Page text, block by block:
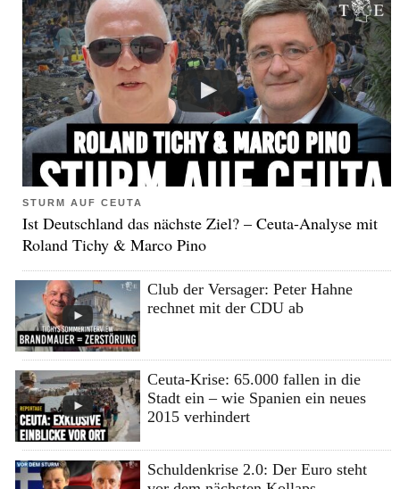
STURM AUF CEUTA
Ist Deutschland das nächste Ziel? – Ceuta-Analyse mit
Roland Tichy & Marco Pino
Club der Versager: Peter Hahne
rechnet mit der CDU ab
Ceuta-Krise: 65.000 fallen in die
Stadt ein – wie Spanien ein neues
2015 verhindert
Schuldenkrise 2.0: Der Euro steht